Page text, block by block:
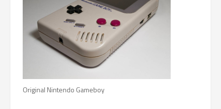
Original Nintendo Gameboy